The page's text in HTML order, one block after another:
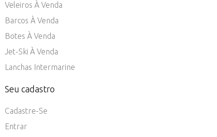
Veleiros À Venda
Barcos À Venda
Botes À Venda
Jet-Ski À Venda
Lanchas Intermarine
Seu cadastro
Cadastre-Se
Entrar